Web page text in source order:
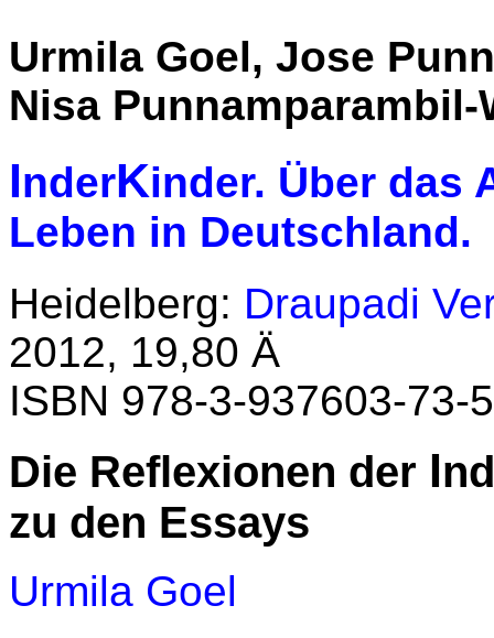
Urmila Goel, Jose
Nisa Punnamparambil-
InderKinder. Über das
Leben in Deutschland.
Heidelberg: Draupadi
2012, 19,80 Ä
ISBN 978-3-937603-73-5
Die Reflexionen der I
zu den Essays
Urmila Goel